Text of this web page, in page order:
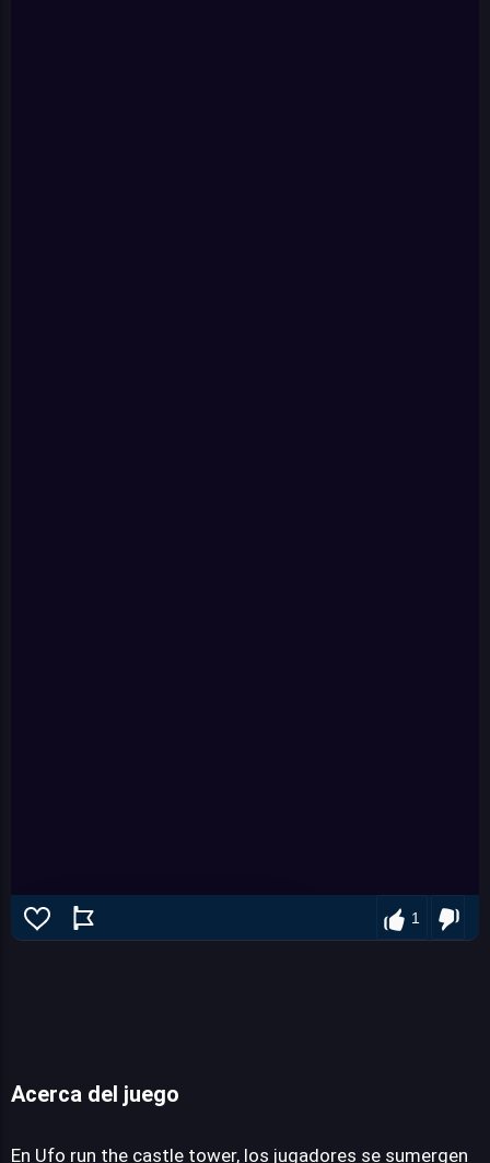
1
Acerca del juego
En Ufo run the castle tower, los jugadores se sumergen